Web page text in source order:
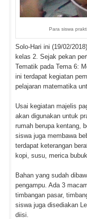
Para siswa
Solo-Hari ini (19/02/
kelas 2. Sejak pekan
Tematik pada Tema 6:
ini terdapat kegiatan
pelajaran matematika
Usai kegiatan majelis
akan digunakan untuk
rumah berupa kentang,
siswa juga membawa
terdapat keterangan
kopi, susu, merica
Bahan yang sudah
pengampu. Ada 3
timbangan pasar,
siswa juga disediakan
diisi.